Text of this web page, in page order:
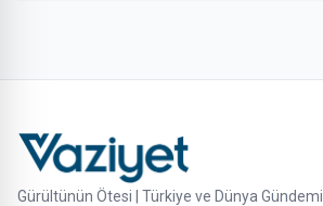
Gürültünün Ötesi | Türkiye ve Dünya Gündemi